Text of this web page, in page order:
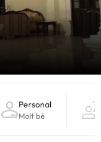
Personal
Molt bé